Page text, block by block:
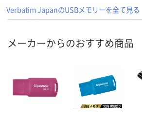
Verbatim JapanのUSBメモリーを全て見る
メーカーからのおすすめ商品